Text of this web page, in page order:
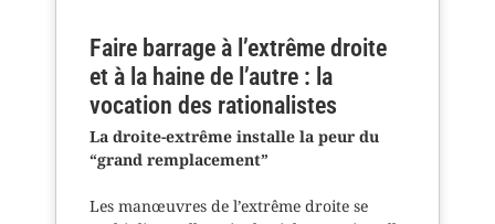
Faire barrage à l’extrême droite
et à la haine de l’autre : la
vocation des rationalistes
La droite-extrême installe la peur du
“grand remplacement”
Les manœuvres de l’extrême droite se